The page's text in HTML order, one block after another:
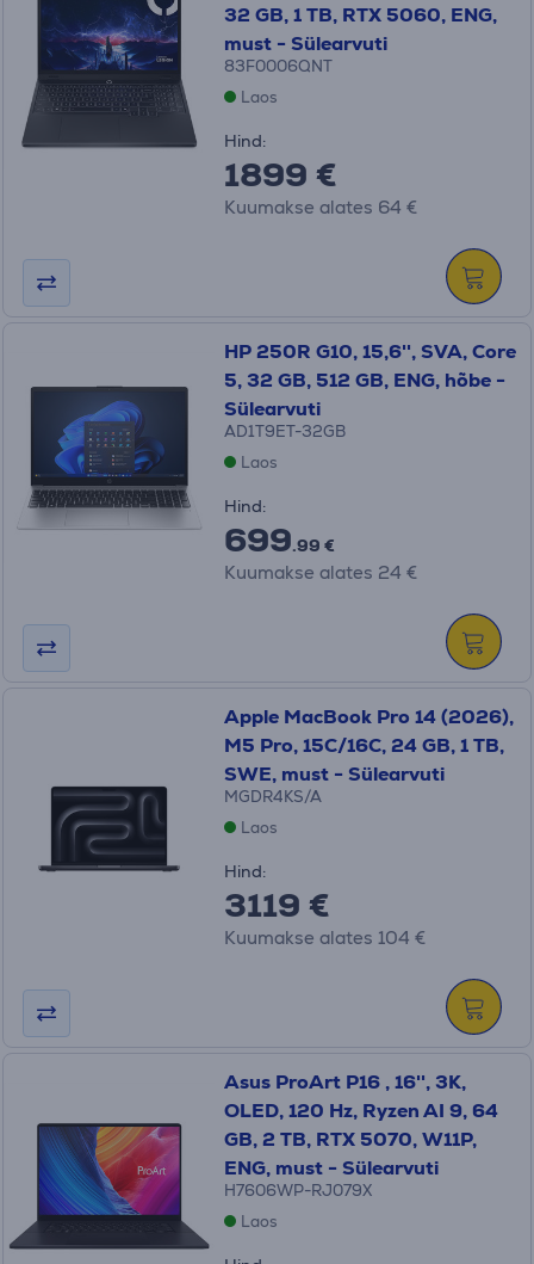
32 GB, 1 TB, RTX 5060, ENG,
must - Sülearvuti
83F0006QNT
Laos
Hind:
1899 €
Kuumakse alates 64 €
HP 250R G10, 15,6'', SVA, Core
5, 32 GB, 512 GB, ENG, hõbe -
Sülearvuti
AD1T9ET-32GB
Laos
Hind:
699.99 €
Kuumakse alates 24 €
Apple MacBook Pro 14 (2026),
M5 Pro, 15C/16C, 24 GB, 1 TB,
SWE, must - Sülearvuti
MGDR4KS/A
Laos
Hind:
3119 €
Kuumakse alates 104 €
Asus ProArt P16 , 16'', 3K,
OLED, 120 Hz, Ryzen AI 9, 64
GB, 2 TB, RTX 5070, W11P,
ENG, must - Sülearvuti
H7606WP-RJ079X
Laos